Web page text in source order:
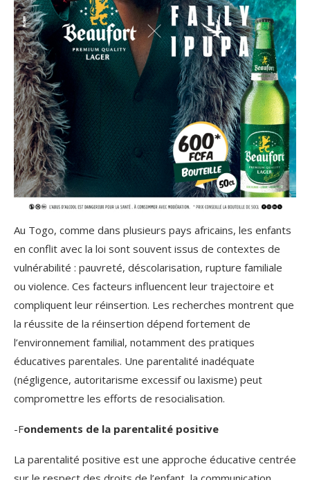
Au Togo, comme dans plusieurs pays africains, les enfants
en conflit avec la loi sont souvent issus de contextes de
vulnérabilité : pauvreté, déscolarisation, rupture familiale
ou violence. Ces facteurs influencent leur trajectoire et
compliquent leur réinsertion. Les recherches montrent que
la réussite de la réinsertion dépend fortement de
l’environnement familial, notamment des pratiques
éducatives parentales. Une parentalité inadéquate
(négligence, autoritarisme excessif ou laxisme) peut
compromettre les efforts de resocialisation.
-Fondements de la parentalité positive
La parentalité positive est une approche éducative centrée